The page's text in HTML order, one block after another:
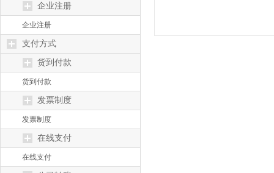
企业注册
企业注册
支付方式
货到付款
货到付款
发票制度
发票制度
在线支付
在线支付